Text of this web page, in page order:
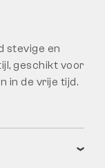
stevige en
geschikt voor
in de vrije tijd.